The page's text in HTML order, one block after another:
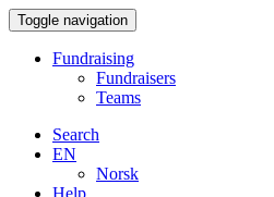
Toggle navigation
Fundraising
Fundraisers
Teams
Search
EN
Norsk
Help